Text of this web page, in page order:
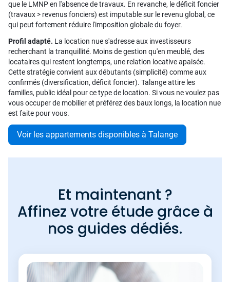
que le LMNP en l'absence de travaux. En revanche, le déficit foncier
(travaux > revenus fonciers) est imputable sur le revenu global, ce
qui peut fortement réduire l'imposition globale du foyer.
Profil adapté. La location nue s'adresse aux investisseurs
recherchant la tranquillité. Moins de gestion qu'en meublé, des
locataires qui restent longtemps, une relation locative apaisée.
Cette stratégie convient aux débutants (simplicité) comme aux
confirmés (diversification, déficit foncier). Talange attire les
familles, public idéal pour ce type de location. Si vous ne voulez pas
vous occuper de mobilier et préférez des baux longs, la location nue
est faite pour vous.
Voir les appartements disponibles à Talange
Et maintenant ?
Affinez votre étude grâce à
nos guides dédiés.